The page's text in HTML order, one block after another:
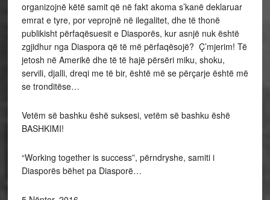
organizojnë këtë samit që në fakt akoma s’kanë deklaruar
emrat e tyre, por veprojnë në ilegalitet, dhe të thonë
publikisht përfaqësuesit e Diasporës, kur asnjë nuk është
zgjidhur nga Diaspora që të më përfaqësojë? Ç’mjerim! Të
jetosh në Amerikë dhe të të hajë përsëri miku, shoku,
servili, djalli, dreqi me të bir, është më se përçarje është më
se tronditëse…
Vetëm së bashku ëshë suksesi, vetëm së bashku ëshë
BASHKIMI!
“Working together is success”, përndryshe, samiti i
Diasporës bëhet pa Diasporë…